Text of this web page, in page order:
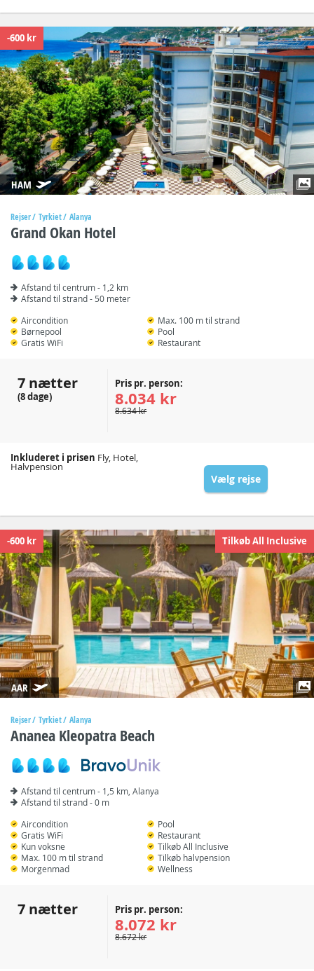
-600 kr
HAM
Rejser Tyrkiet Alanya
Grand Okan Hotel
Afstand til centrum - 1,2 km
Afstand til strand - 50 meter
Aircondition
Børnepool
Gratis WiFi
Max. 100 m til strand
Pool
Restaurant
7 nætter
(8 dage)
Pris pr. person:
8.034 kr
8.634 kr
Inkluderet i prisen Fly, Hotel,
Halvpension
Vælg rejse
-600 kr Tilkøb All Inclusive
AAR
Rejser Tyrkiet Alanya
Ananea Kleopatra Beach
Afstand til centrum - 1,5 km, Alanya
Afstand til strand - 0 m
Aircondition
Gratis WiFi
Kun voksne
Max. 100 m til strand
Morgenmad
Pool
Restaurant
Tilkøb All Inclusive
Tilkøb halvpension
Wellness
7 nætter Pris pr. person:
8.072 kr
8.672 kr